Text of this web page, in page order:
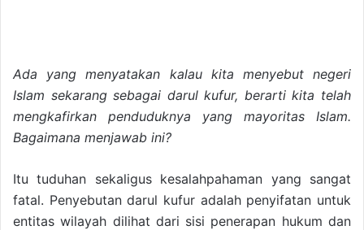
Ada yang menyatakan kalau kita menyebut negeri
Islam sekarang sebagai darul kufur, berarti kita telah
mengkafirkan penduduknya yang mayoritas Islam.
Bagaimana menjawab ini?
Itu tuduhan sekaligus kesalahpahaman yang sangat
fatal. Penyebutan darul kufur adalah penyifatan untuk
entitas wilayah dilihat dari sisi penerapan hukum dan